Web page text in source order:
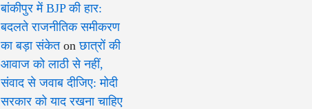
बांकीपुर में BJP की हार:
बदलते राजनीतिक समीकरण
का बड़ा संकेतonछात्रों की
आवाज को लाठी से नहीं,
संवाद से जवाब दीजिए: मोदी
सरकार को याद रखना चाहिए